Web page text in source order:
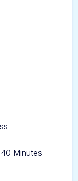
Minutes